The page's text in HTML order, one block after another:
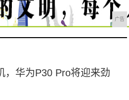
广告
，华为P30 Pro将迎来劲